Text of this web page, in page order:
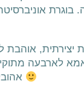
בוגרת
יצירתית, אוהבת
לארבעה